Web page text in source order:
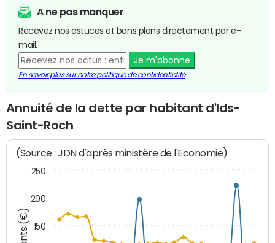
A ne pas manquer
Recevez nos astuces et bons plans directement par e-
mail.
Je m'abonne
En savoir plus sur notre politique de confidentialité
Annuité de la dette par habitant d'Ids-
Saint-Roch
(Source : JDN d'après ministère de l'Economie)
150
200
250